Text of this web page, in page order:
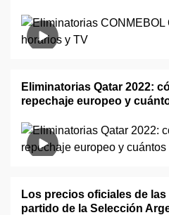
Eliminatorias Qatar 2022:
repechaje europeo y
Los precios oficiales de las
partido de la Selección